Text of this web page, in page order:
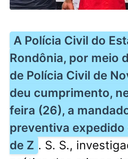
A Polícia Civil do
Rondônia, por meio
de Polícia Civil de
deu cumprimento,
feira (26), a
preventiva
de Z . S. S.,